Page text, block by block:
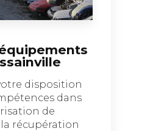
disposition
dans
de
récupération